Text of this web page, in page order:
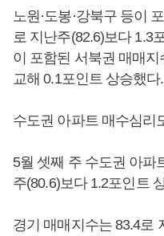
노원·도봉·강북구 등이
로 지난주(82.6)보다 1.3
이 포함된 서북권 매매지
교해 0.1포인트 상승했다.
수도권 아파트 매수심리
5월 셋째 주 수도권 아파
주(80.6)보다 1.2포인트
경기 매매지수는 83.4로